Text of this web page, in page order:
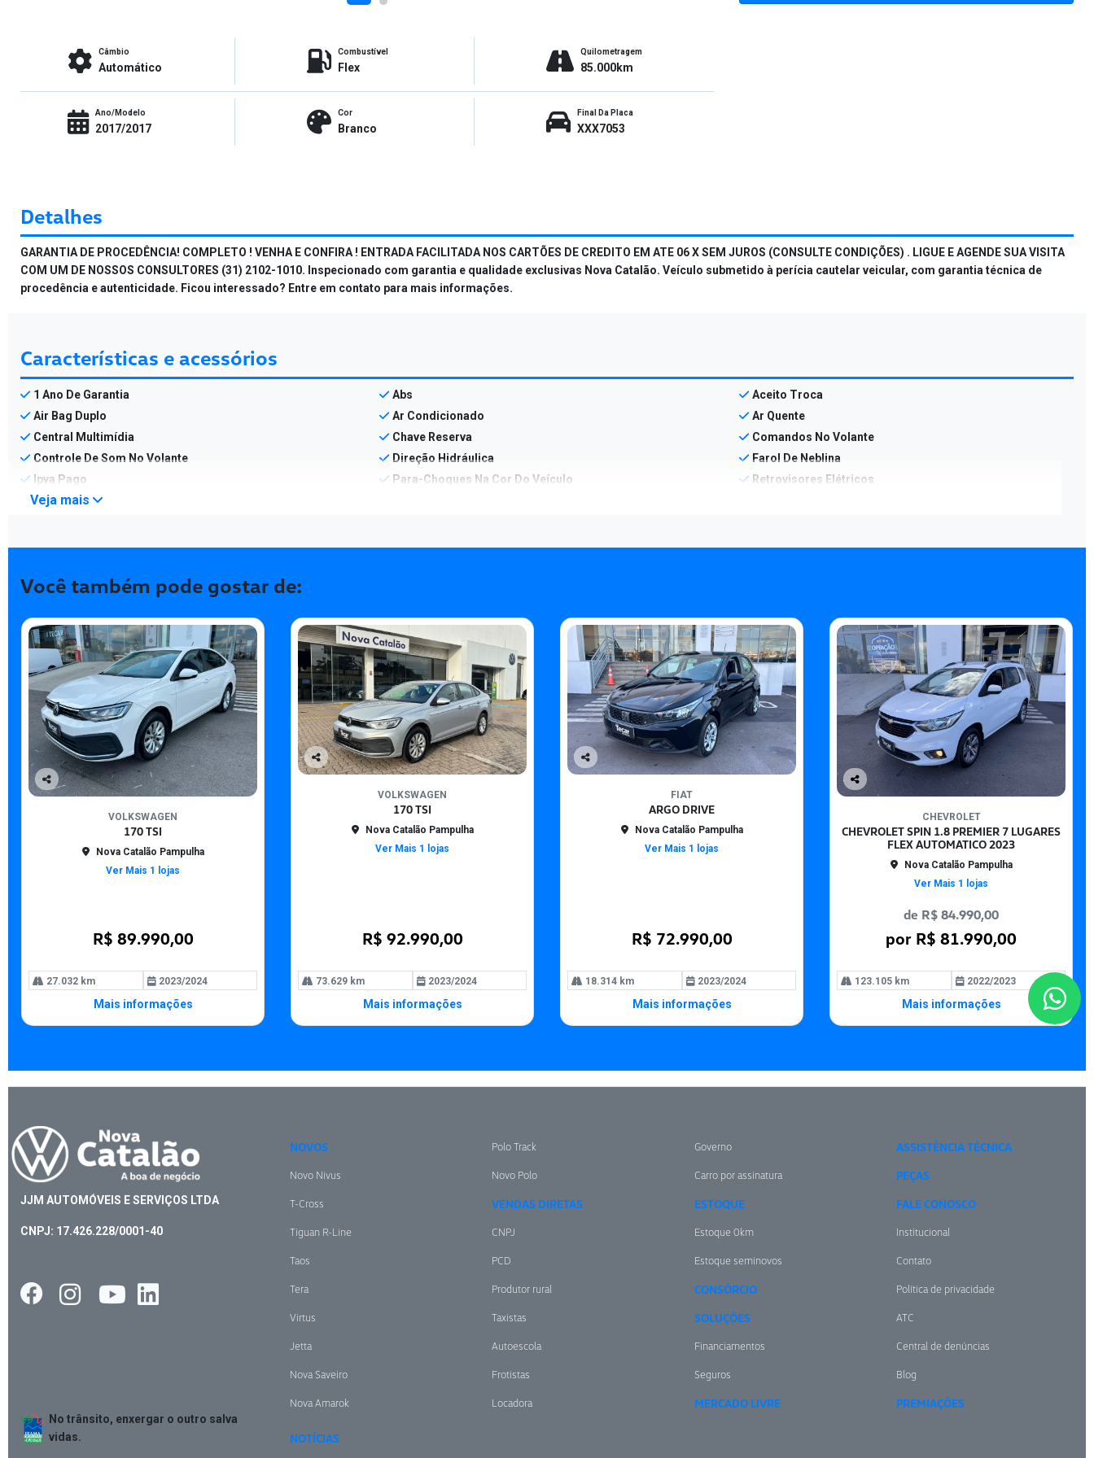
Câmbio
Automático
Combustível
Flex
Quilometragem
85.000km
Ano/Modelo
2017/2017
Cor
Branco
Final Da Placa
XXX7053
Detalhes
GARANTIA DE PROCEDÊNCIA! COMPLETO ! VENHA E CONFIRA ! ENTRADA FACILITADA NOS CARTÕES DE CREDITO EM ATE 06 X SEM JUROS (CONSULTE CONDIÇÕES) . LIGUE E AGENDE SUA VISITA
COM UM DE NOSSOS CONSULTORES (31) 2102-1010. Inspecionado com garantia e qualidade exclusivas Nova Catalão. Veículo submetido à perícia cautelar veicular, com garantia técnica de
procedência e autenticidade. Ficou interessado? Entre em contato para mais informações.
Características e acessórios
1 Ano De Garantia Abs
Aceito Troca
Air Bag Duplo
Ar Condicionado
Ar Quente
Central Multimídia
Chave Reserva
Comandos No Volante
Controle De Som No Volante
Direção Hidráulica
Farol De Neblina
Ipva Pago
Para-Choques Na Cor Do Veículo Retrovisores Elétricos
Veja mais
Você também pode gostar de:
Co
VOLKSWAGEN
170 TSI
Nova Catalão Pampulha
Ver Mais 1 lojas
R$ 89.990,00
27.032 km 2023/2024
Mais informações
Co
VOLKSWAGEN
170 TSI
Nova Catalão Pampulha
Ver Mais 1 lojas
R$ 92.990,00
73.629 km 2023/2024
Mais informações
Co
FIAT
ARGO DRIVE
Nova Catalão Pampulha
Ver Mais 1 lojas
R$ 72.990,00
18.314 km 2023/2024
Mais informações
Co
lhe
CHEVROLET
CHEVROLET SPIN 1.8 PREMIER 7 LUGARES
FLEX AUTOMATICO 2023
Nova Catalão Pampulha
Ver Mais 1 lojas
de R$ 84.990,00
por R$ 81.990,00
123.105 km 2022/2023
Mais informações
JJM AUTOMÓVEIS E SERVIÇOS LTDA
CNPJ: 17.426.228/0001-40
No trânsito, enxergar o outro salva
vidas.
NOVOS
Novo Nivus
T-Cross
Tiguan R-Line
Taos
Tera
Virtus
Jetta
Nova Saveiro
Nova Amarok
Polo Track
Novo Polo
VENDAS DIRETAS
CNPJ
PCD
Produtor rural
Taxistas
Autoescola
Frotistas
Locadora
Governo
Carro por assinatura
ESTOQUE
Estoque 0km
Estoque seminovos
CONSÓRCIO
SOLUÇÕES
Financiamentos
Seguros
MERCADO LIVRE
ASSISTÊNCIA TÉCNICA
PEÇAS
FALE CONOSCO
Institucional
Contato
Política de privacidade
ATC
Central de denúncias
Blog
PREMIAÇÕES
NOTÍCIAS